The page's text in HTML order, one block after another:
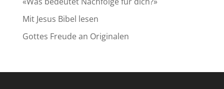
Mit Jesus Bibel lesen
Gottes Freude an Originalen